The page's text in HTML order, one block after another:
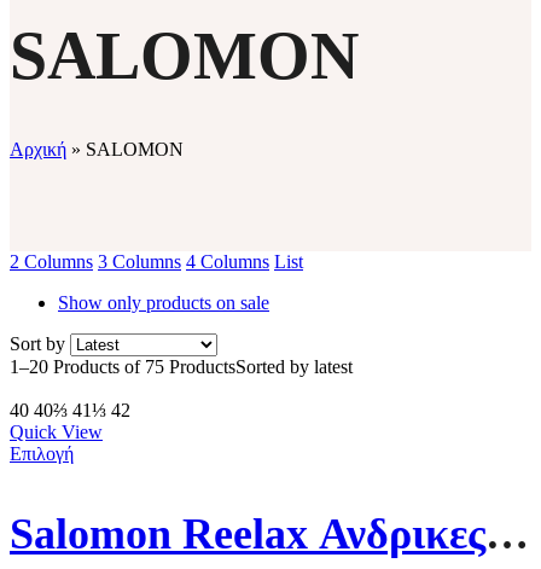
SALOMON
Αρχική » SALOMON
2 Columns 3 Columns 4 Columns List
Show only products on sale
Sort by
1–20 Products of 75 ProductsSorted by latest
40 40⅔ 41⅓ 42
Quick View
Επιλογή
Salomon Reelax Ανδρικες Παντοφλες 471120 Μαυρες